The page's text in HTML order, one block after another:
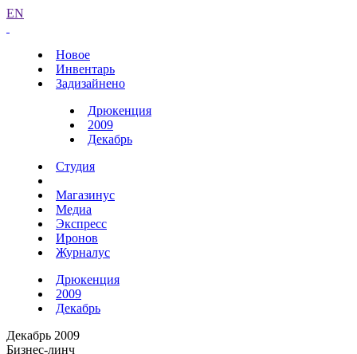
EN
Новое
Инвентарь
Задизайнено
Дрюкенция
2009
Декабрь
Студия
Магазинус
Медиа
Экспресс
Иронов
Журналус
Дрюкенция
2009
Декабрь
Декабрь 2009
Бизнес-линч